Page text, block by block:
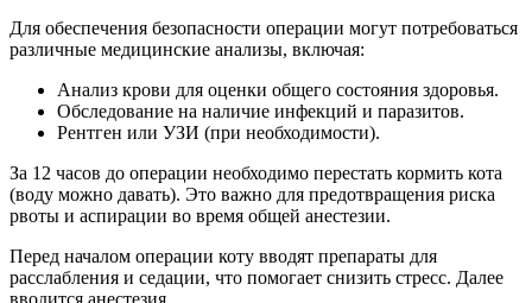
Для обеспечения безопасности операции могут потребоваться
различные медицинские анализы, включая:
Анализ крови для оценки общего состояния здоровья.
Обследование на наличие инфекций и паразитов.
Рентген или УЗИ (при необходимости).
За 12 часов до операции необходимо перестать кормить кота
(воду можно давать). Это важно для предотвращения риска
рвоты и аспирации во время общей анестезии.
Перед началом операции коту вводят препараты для
расслабления и седации, что помогает снизить стресс. Далее